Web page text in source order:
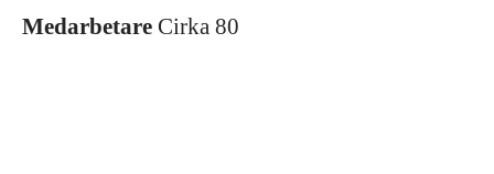
Medarbetare Cirka 80